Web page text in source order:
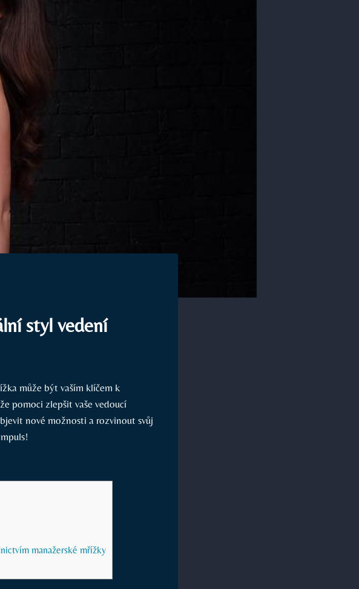
styl vedení
může být vaším klíčem k
pomoci zlepšit vaše vedoucí
nové možnosti a rozvinout svůj
manažerské mřížky